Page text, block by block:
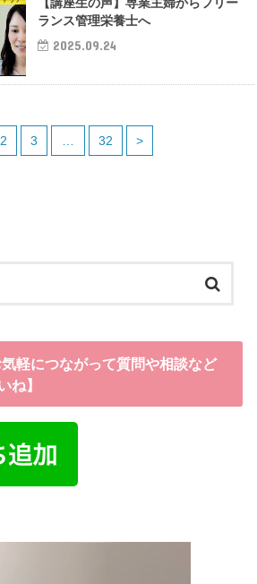
ランス管理栄養士へ
2025.09.24
2 3 … 32 >
気軽につながって質問や相談など
ね】